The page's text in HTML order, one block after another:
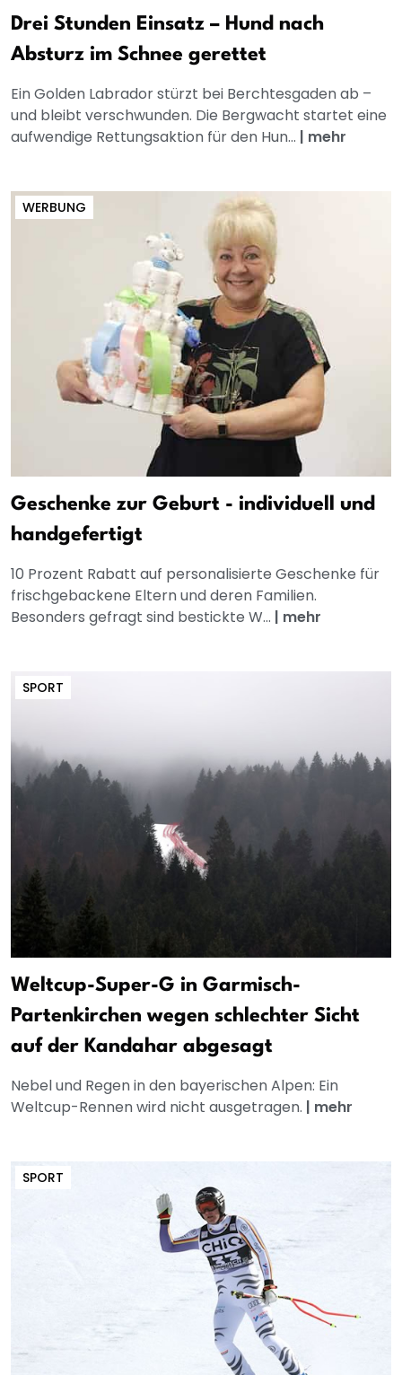
Drei Stunden Einsatz – Hund nach
Absturz im Schnee gerettet
Ein Golden Labrador stürzt bei Berchtesgaden ab –
und bleibt verschwunden. Die Bergwacht startet eine
aufwendige Rettungsaktion für den Hun... | mehr
WERBUNG
Geschenke zur Geburt - individuell und
handgefertigt
10 Prozent Rabatt auf personalisierte Geschenke für
frischgebackene Eltern und deren Familien.
Besonders gefragt sind bestickte W... | mehr
SPORT
Weltcup-Super-G in Garmisch-
Partenkirchen wegen schlechter Sicht
auf der Kandahar abgesagt
Nebel und Regen in den bayerischen Alpen: Ein
Weltcup-Rennen wird nicht ausgetragen. | mehr
SPORT